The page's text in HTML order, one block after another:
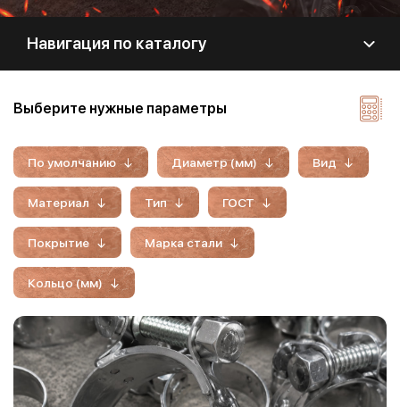
Навигация по каталогу
Выберите нужные параметры
По умолчанию Диаметр (мм) Вид
Материал Тип ГОСТ
Покрытие Марка стали
Кольцо (мм)